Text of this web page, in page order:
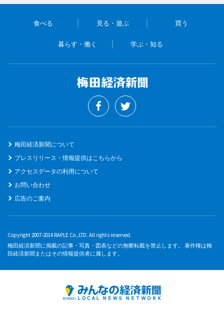
食べる 見る・遊ぶ 買う
暮らす・働く 学ぶ・知る
梅田経済新聞について
プレスリリース・情報提供はこちらから
アクセスデータの利用について
お問い合わせ
広告のご案内
Copyright 2007-2014 RAPLE Co.,LTD. All rights reserved.
梅田経済新聞に掲載の記事・写真・図表などの無断転載を禁止します。 著作権は梅
田経済新聞またはその情報提供者に属します。